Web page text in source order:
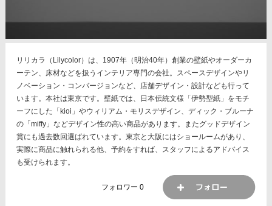
リリカラ（Lilycolor）は、1907年（明治40年）創業の壁紙やオーダーカ
ーテン、床材などを扱うインテリア専門の会社。スペースデザインやリ
ノベーション・コンバージョンなど、店舗デザイン・設計なども行って
います。本社は東京です。壁紙では、日本伝統文様「伊勢型紙」をモチ
ーフにした「kioi」やウィリアム・モリスデザイン、ディック・ブルーナ
の「miffy」などデザイン性の高い商品があります。またグッドデザイン
賞にも過去数回選ばれています。東京と大阪にはショールームがあり、
実際に商品に触れられる他、予約をすれば、スタッフによるアドバイス
も受けられます。
フォロワー0